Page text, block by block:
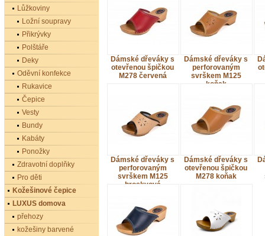
Dámské dřeváky s
otevřenou špičkou
M278 červená
Dámské dřeváky s
perforovaným
svrškem M125
koňak
Dámské dřeváky s
perforovaným
svrškem M125
broskvová
Dámské dřeváky s
otevřenou špičkou
M278 koňak
Lůžkoviny
Ložní soupravy
Přikrývky
Polštáře
Deky
Oděvní konfekce
Rukavice
Čepice
Vesty
Bundy
Kabáty
Ponožky
Zdravotní doplňky
Pro děti
Kožešinové čepice
LUXUS domova
přehozy
kožešiny barvené